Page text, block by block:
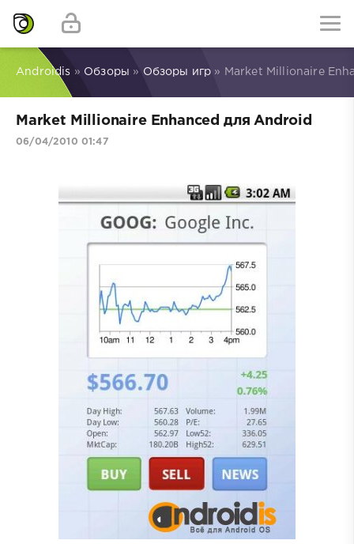
Androidis » Обзоры » Обзоры игр » Market Millionaire
Market Millionaire Enhanced для Android
06/04/2010 01:47